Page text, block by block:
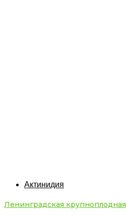
Актинидия
Ленинградская крупноплодная